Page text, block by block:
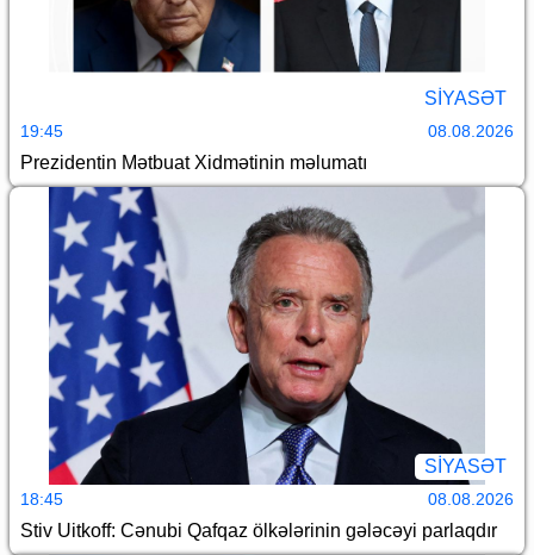
SİYASƏT
19:45 08.08.2026
Prezidentin Mətbuat Xidmətinin məlumatı
SİYASƏT
18:45 08.08.2026
Stiv Uitkoff: Cənubi Qafqaz ölkələrinin gələcəyi parlaqdır